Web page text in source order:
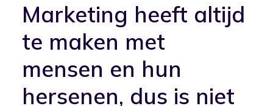
Marketing heeft altijd
te maken met
mensen en hun
hersenen, dus is niet